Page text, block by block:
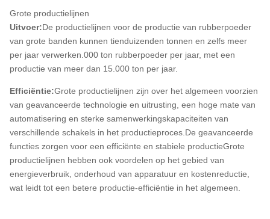
Grote productielijnen
Uitvoer:De productielijnen voor de productie van rubberpoeder
van grote banden kunnen tienduizenden tonnen en zelfs meer
per jaar verwerken.000 ton rubberpoeder per jaar, met een
productie van meer dan 15.000 ton per jaar.
Efficiëntie:Grote productielijnen zijn over het algemeen voorzien
van geavanceerde technologie en uitrusting, een hoge mate van
automatisering en sterke samenwerkingskapaciteiten van
verschillende schakels in het productieproces.De geavanceerde
functies zorgen voor een efficiënte en stabiele productieGrote
productielijnen hebben ook voordelen op het gebied van
energieverbruik, onderhoud van apparatuur en kostenreductie,
wat leidt tot een betere productie-efficiëntie in het algemeen.